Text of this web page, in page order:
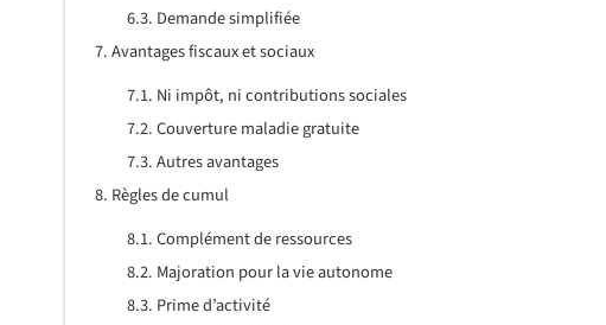
Demande simplifiée
Avantages fiscaux et sociaux
Ni impôt, ni contributions sociales
Couverture maladie gratuite
Autres avantages
Règles de cumul
Complément de ressources
Majoration pour la vie autonome
Prime d’activité